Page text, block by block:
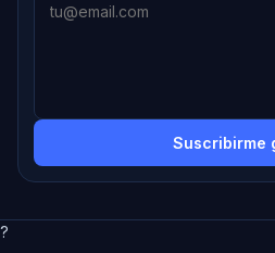
Suscribirme
?